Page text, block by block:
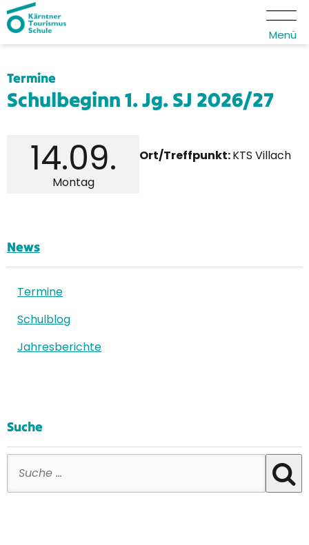
Menü
Termine
Schulbeginn 1. Jg. SJ 2026/27
14.09.
Montag
Ort/Treffpunkt:KTS Villach
News
Termine
Schulblog
Jahresberichte
Suche
Suche nach: